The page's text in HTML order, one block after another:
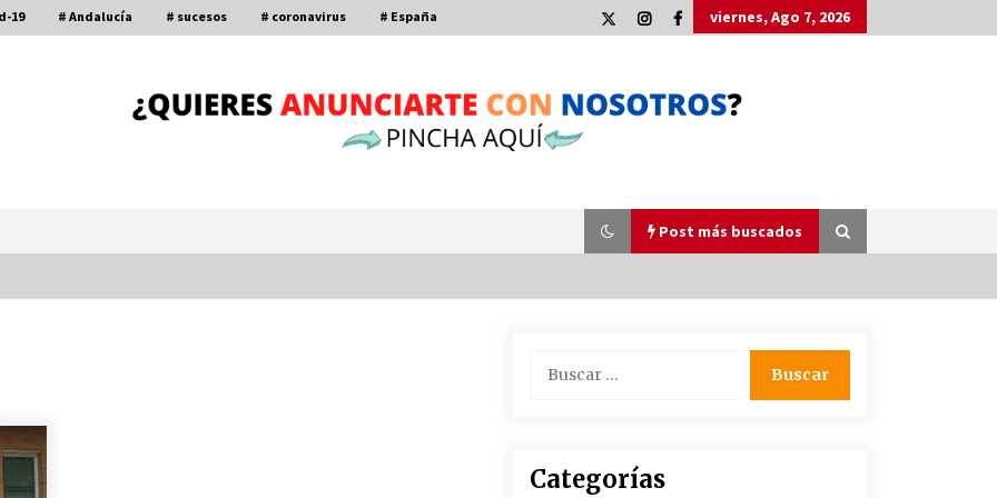
19 # Andalucía # sucesos # coronavirus # España viernes, Ago 7, 2026
Post más buscados
Plaga de pulgas en el festival
Interestelar de Sevilla: «Pensé que
liquidación al no tener que pagar
Categorías